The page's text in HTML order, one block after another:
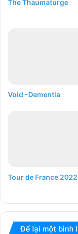
The Thaumaturge
Void -Dementia
Tour de France 2022
Để lại một bình